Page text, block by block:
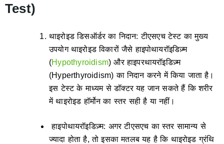
Test)
थाइरोइड डिसऑर्डर का निदान: टीएसएच टेस्ट का मुख्य
उपयोग थाइरोइड विकारों जैसे हाइपोथायरॉइडिज़्म
(Hypothyroidism) और हाइपरथायरॉइडिज़्म
(Hyperthyroidism) का निदान करने में किया जाता है।
इस टेस्ट के माध्यम से डॉक्टर यह जान सकते हैं कि शरीर
में थाइरोइड हॉर्मोन का स्तर सही है या नहीं।
हाइपोथायरॉइडिज़्म: अगर टीएसएच का स्तर सामान्य से
ज्यादा होता है, तो इसका मतलब यह है कि थाइरोइड ग्रंथि